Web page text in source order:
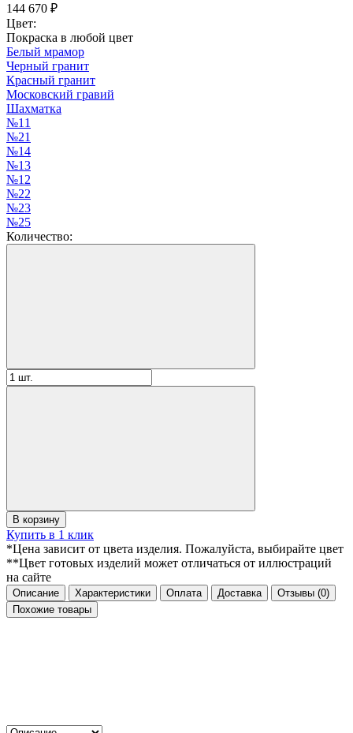
144 670 ₽
Цвет:
Покраска в любой цвет
Белый мрамор
Черный гранит
Красный гранит
Московский гравий
Шахматка
№11
№21
№14
№13
№12
№22
№23
№25
Количество:
В корзину
Купить в 1 клик
*Цена зависит от цвета изделия. Пожалуйста, выбирайте цвет
**Цвет готовых изделий может отличаться от иллюстраций
на сайте
Описание Характеристики Оплата Доставка Отзывы (0)
Похожие товары